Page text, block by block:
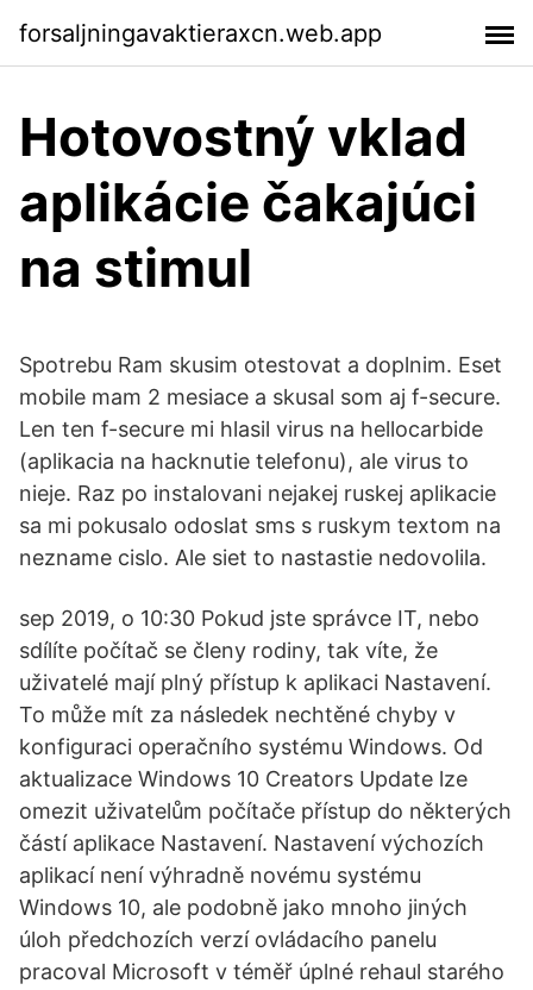
forsaljningavaktieraxcn.web.app
Hotovostný vklad
aplikácie čakajúci
na stimul
Spotrebu Ram skusim otestovat a doplnim. Eset
mobile mam 2 mesiace a skusal som aj f-secure.
Len ten f-secure mi hlasil virus na hellocarbide
(aplikacia na hacknutie telefonu), ale virus to
nieje. Raz po instalovani nejakej ruskej aplikacie
sa mi pokusalo odoslat sms s ruskym textom na
nezname cislo. Ale siet to nastastie nedovolila.
sep 2019, o 10:30 Pokud jste správce IT, nebo
sdílíte počítač se členy rodiny, tak víte, že
uživatelé mají plný přístup k aplikaci Nastavení.
To může mít za následek nechtěné chyby v
konfiguraci operačního systému Windows. Od
aktualizace Windows 10 Creators Update lze
omezit uživatelům počítače přístup do některých
částí aplikace Nastavení. Nastavení výchozích
aplikací není výhradně novému systému
Windows 10, ale podobně jako mnoho jiných
úloh předchozích verzí ovládacího panelu
pracoval Microsoft v téměř úplné rehaul starého